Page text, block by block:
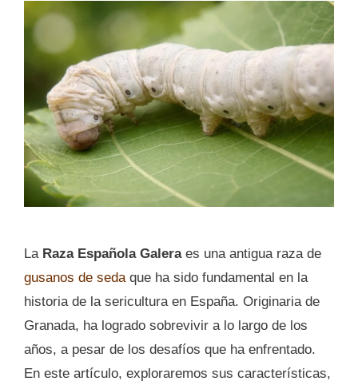
La Raza Española Galeraes una antigua raza de
gusanos de sedaque ha sido fundamental en la
historia de la sericultura en España. Originaria de
Granada, ha logrado sobrevivir a lo largo de los
años, a pesar de los desafíos que ha enfrentado.
En este artículo, exploraremos sus características,